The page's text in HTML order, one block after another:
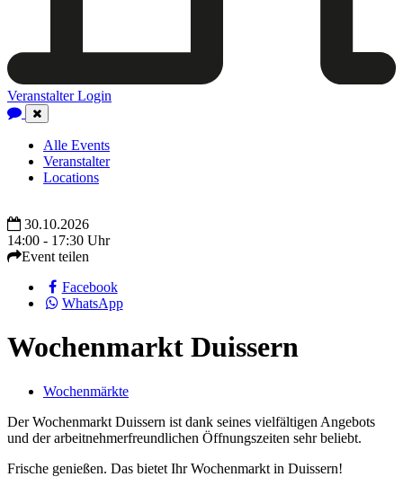
Veranstalter Login
Close
Navigation
Alle Events
Veranstalter
Locations
30.10.2026
14:00 - 17:30 Uhr
Event teilen
Facebook
WhatsApp
Wochenmarkt Duissern
Wochenmärkte
Der Wochenmarkt Duissern ist dank seines vielfältigen Angebots
und der arbeitnehmerfreundlichen Öffnungszeiten sehr beliebt.
Frische genießen. Das bietet Ihr Wochenmarkt in Duissern!